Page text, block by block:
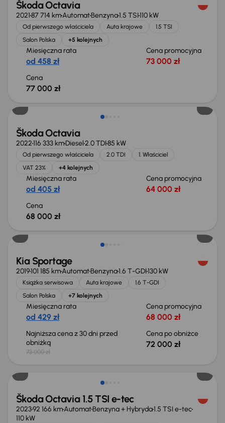
Škoda Octavia
202187 714 kmAutomatBenzyna1.5 TSI110 kW
Od pierwszego właściciela Auta krajowe
1.5 TSI
Salon Polska
+5 kolejnych
Miesięczna rata
od 458 zł
Cena promocyjna
73 000 zł
Cena
77 000 zł
Škoda Octavia
2022116 333 kmDiesel2.0 TDI85 kW
Od pierwszego właściciela 2.0 TDI
1. Właściciel
VAT 23%
+4 kolejnych
Miesięczna rata
od 405 zł
Cena promocyjna
64 000 zł
Cena
68 000 zł
Taniej o 1 000 zł
Kia Sportage
2019101 185 kmAutomatBenzyna1.6 T-GDI130 kW
Książka serwisowa Auta krajowe
1.6 T-GDI
Salon Polska
+7 kolejnych
Miesięczna rata
od 429 zł
Cena promocyjna
68 000 zł
Najniższa cena z 30 dni przed
obniżką
73 000 zł
Cena po obniżce
72 000 zł
Škoda Octavia 1.5 TSI e-tec
202392 166 kmAutomatBenzyna + Hybryda1.5 TSI e-tec
110 kW